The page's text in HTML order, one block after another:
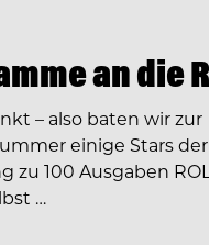
an die
– also baten wir zur
einige Stars
zu 100 Ausgaben
…